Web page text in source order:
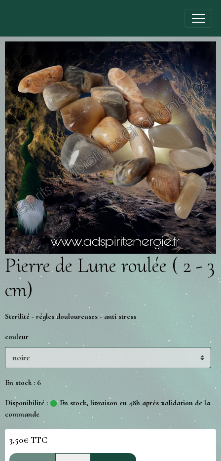
Pierre de Lune roulée ( 2 - 3
cm)
Sterilité - régles douloureuses - anti stress
couleur
En stock : 6
Disponibilité :
En stock, livraison en 48h après validation de la
commande
3,50€ TTC